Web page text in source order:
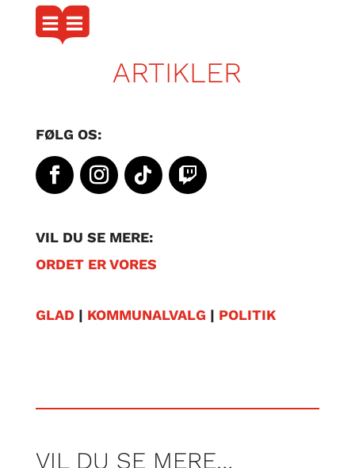

ARTIKLER
FØLG OS:
VIL DU SE MERE:
ORDET ER VORES
GLAD | KOMMUNALVALG | POLITIK
VIL DU SE MERE…